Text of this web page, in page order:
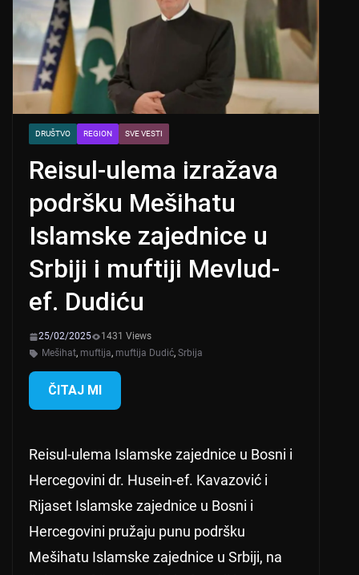
DRUŠTVO REGION SVE VESTI
Reisul-ulema izražava
podršku Mešihatu
Islamske zajednice u
Srbiji i muftiji Mevlud-
ef. Dudiću
25/02/2025
1431 Views
Mešihat, muftija, muftija Dudić, Srbija
ČITAJ MI
Reisul-ulema Islamske zajednice u Bosni i
Hercegovini dr. Husein-ef. Kavazović i
Rijaset Islamske zajednice u Bosni i
Hercegovini pružaju punu podršku
Mešihatu Islamske zajednice u Srbiji, na